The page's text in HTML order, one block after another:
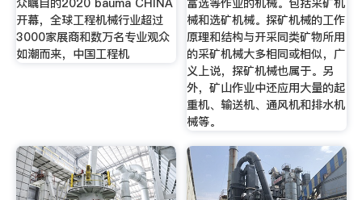
开幕，全球工程机械行业超过
3000家展商和数万名专业观众
如潮而来，中国工程机
械和选矿机械。探矿机械的工作
原理和结构与开采同类矿物所用
的采矿机械大多相同或相似，广
义上说，探矿机械也属于。另
外，矿山作业中还应用大量的起
重机、输送机、通风机和排水机
械等。